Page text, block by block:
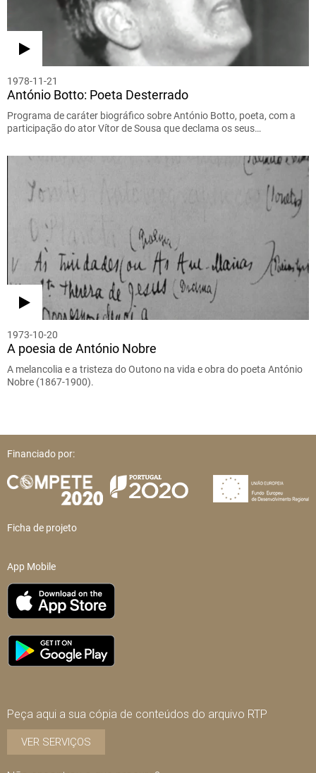
1978-11-21
António Botto: Poeta Desterrado
Programa de caráter biográfico sobre António Botto, poeta, com a
participação do ator Vítor de Sousa que declama os seus…
1973-10-20
A poesia de António Nobre
A melancolia e a tristeza do Outono na vida e obra do poeta António
Nobre (1867-1900).
Financiado por:
Ficha de projeto
App Mobile
Peça aqui a sua cópia de conteúdos do arquivo RTP
VER SERVIÇOS